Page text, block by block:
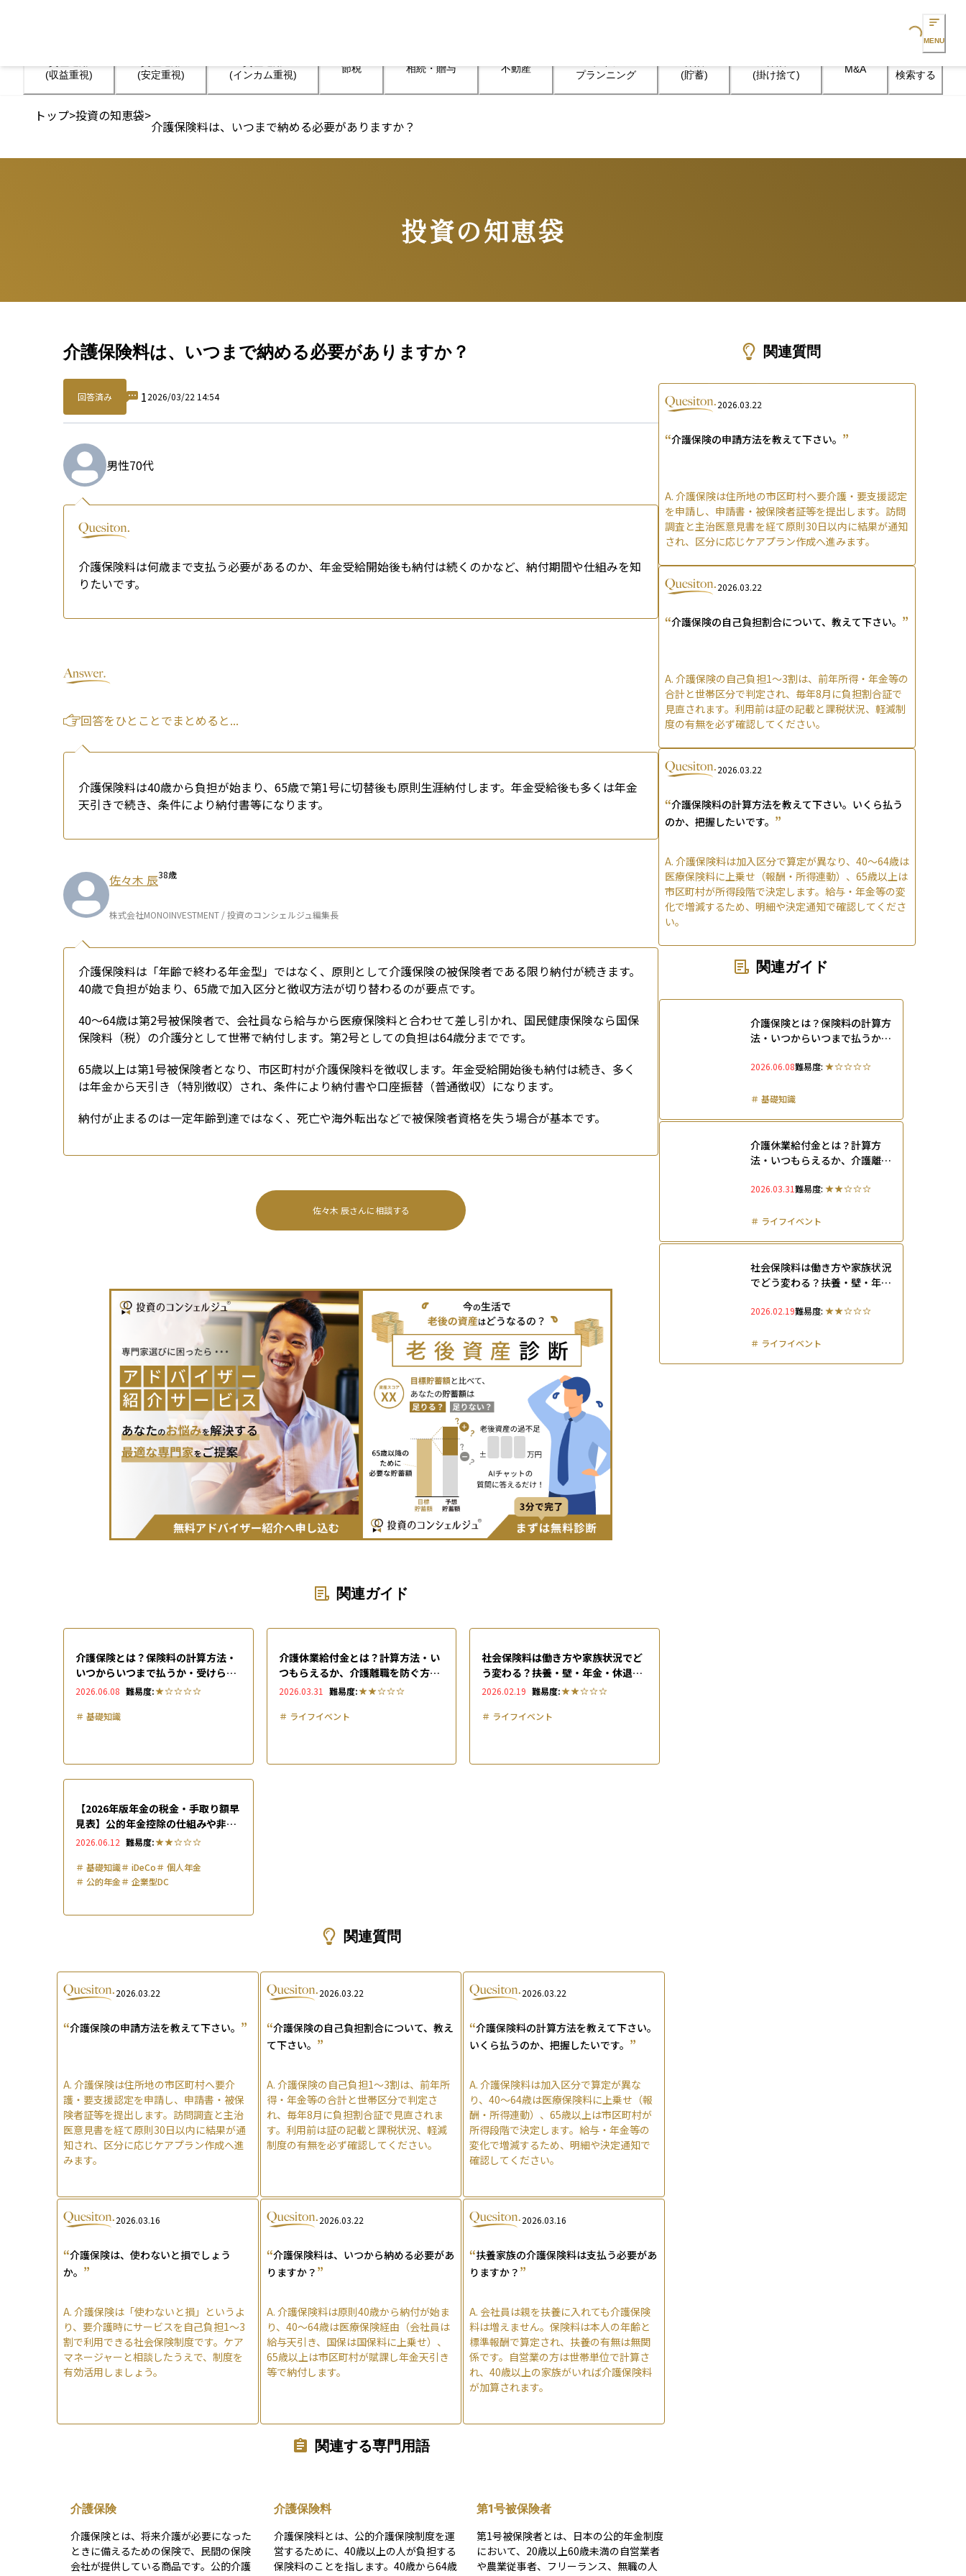
Loading...
MENU
(収益重視)
(安定重視)
(インカム重視)
節税 相続・贈与 不動産
プランニング
(貯蓄)
(掛け捨て)
M&A 検索する
トップ>投資の知恵袋>
介護保険料は、いつまで納める必要がありますか？
投資の知恵袋
Questions
介護保険料は、いつまで納める必要がありますか？
回答済み 12026/03/22 14:54
男性70代
介護保険料は何歳まで支払う必要があるのか、年金受給開始後も納付は続くのかなど、納付期間や仕組みを知
りたいです。
回答をひとことでまとめると...
介護保険料は40歳から負担が始まり、65歳で第1号に切替後も原則生涯納付します。年金受給後も多くは年金
天引きで続き、条件により納付書等になります。
佐々木 辰38歳
株式会社MONOINVESTMENT / 投資のコンシェルジュ編集長
介護保険料は「年齢で終わる年金型」ではなく、原則として介護保険の被保険者である限り納付が続きます。
40歳で負担が始まり、65歳で加入区分と徴収方法が切り替わるのが要点です。
40〜64歳は第2号被保険者で、会社員なら給与から医療保険料と合わせて差し引かれ、国民健康保険なら国保
保険料（税）の介護分として世帯で納付します。第2号としての負担は64歳分までです。
65歳以上は第1号被保険者となり、市区町村が介護保険料を徴収します。年金受給開始後も納付は続き、多く
は年金から天引き（特別徴収）され、条件により納付書や口座振替（普通徴収）になります。
納付が止まるのは一定年齢到達ではなく、死亡や海外転出などで被保険者資格を失う場合が基本です。
佐々木 辰さんに相談する
関連ガイド
介護保険とは？保険料の計算方法・
いつからいつまで払うか・受けられ
るサービスまで全解説
2026.06.08 難易度:
＃ 基礎知識
介護休業給付金とは？計算方法・い
つもらえるか、介護離職を防ぐ方法
まで解説
2026.03.31 難易度:
＃ ライフイベント
社会保険料は働き方や家族状況でど
う変わる？扶養・壁・年金・休退職
でいつ・どれだけ負担が変わるかを
2026.02.19 難易度:
＃ ライフイベント
【2026年版年金の税金・手取り額早
見表】公的年金控除の仕組みや非課
税ラインをわかりやすく解説
2026.06.12 難易度:
＃ 基礎知識＃ iDeCo＃ 個人年金
＃ 公的年金＃ 企業型DC
関連質問
2026.03.22
“介護保険の申請方法を教えて下さい。 ”
A. 介護保険は住所地の市区町村へ要介
護・要支援認定を申請し、申請書・被保
険者証等を提出します。訪問調査と主治
医意見書を経て原則30日以内に結果が通
知され、区分に応じケアプラン作成へ進
みます。
2026.03.22
“介護保険の自己負担割合について、教え
て下さい。 ”
A. 介護保険の自己負担1〜3割は、前年所
得・年金等の合計と世帯区分で判定さ
れ、毎年8月に負担割合証で見直されま
す。利用前は証の記載と課税状況、軽減
制度の有無を必ず確認してください。
2026.03.22
“介護保険料の計算方法を教えて下さい。
いくら払うのか、把握したいです。 ”
A.介護保険料は加入区分で算定が異な
り、40〜64歳は医療保険料に上乗せ（報
酬・所得連動）、65歳以上は市区町村が
所得段階で決定します。給与・年金等の
変化で増減するため、明細や決定通知で
確認してください。
2026.03.16
“介護保険は、使わないと損でしょう
か。 ”
A. 介護保険は「使わないと損」というよ
り、要介護時にサービスを自己負担1〜3
割で利用できる社会保険制度です。ケア
マネージャーと相談したうえで、制度を
有効活用しましょう。
2026.03.22
“介護保険料は、いつから納める必要があ
りますか？ ”
A. 介護保険料は原則40歳から納付が始ま
り、40〜64歳は医療保険経由（会社員は
給与天引き、国保は国保料に上乗せ）、
65歳以上は市区町村が賦課し年金天引き
等で納付します。
2026.03.16
“扶養家族の介護保険料は支払う必要があ
りますか？ ”
A. 会社員は親を扶養に入れても介護保険
料は増えません。保険料は本人の年齢と
標準報酬で算定され、扶養の有無は無関
係です。自営業の方は世帯単位で計算さ
れ、40歳以上の家族がいれば介護保険料
が加算されます。
関連する専門用語
介護保険
介護保険とは、将来介護が必要になった
ときに備えるための保険で、民間の保険
会社が提供している商品です。公的介護
介護保険料
介護保険料とは、公的介護保険制度を運
営するために、40歳以上の人が負担する
保険料のことを指します。40歳から64歳
第1号被保険者
第1号被保険者とは、日本の公的年金制度
において、20歳以上60歳未満の自営業者
や農業従事者、フリーランス、無職の人
関連質問
2026.03.22
“介護保険の申請方法を教えて下さい。 ”
A. 介護保険は住所地の市区町村へ要介護・要支援認定
を申請し、申請書・被保険者証等を提出します。訪問
調査と主治医意見書を経て原則30日以内に結果が通知
され、区分に応じケアプラン作成へ進みます。
2026.03.22
“介護保険の自己負担割合について、教えて下さい。 ”
A. 介護保険の自己負担1〜3割は、前年所得・年金等の
合計と世帯区分で判定され、毎年8月に負担割合証で
見直されます。利用前は証の記載と課税状況、軽減制
度の有無を必ず確認してください。
2026.03.22
“介護保険料の計算方法を教えて下さい。いくら払う
のか、把握したいです。 ”
A. 介護保険料は加入区分で算定が異なり、40〜64歳は
医療保険料に上乗せ（報酬・所得連動）、65歳以上は
市区町村が所得段階で決定します。給与・年金等の変
化で増減するため、明細や決定通知で確認してくださ
い。
関連ガイド
介護保険とは？保険料の計算方
法・いつからいつまで払うか・
2026.06.08難易度:
＃基礎知識
介護休業給付金とは？計算方
法・いつもらえるか、介護離職
2026.03.31難易度:
＃ ライフイベント
社会保険料は働き方や家族状況
でどう変わる？扶養・壁・年
担が変わるかを解説
2026.02.19難易度:
＃ ライフイベント